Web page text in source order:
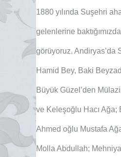
1880 yılında Suşehri
gelenlerine
görüyoruz. Andiryas’da
Hamid Bey, Baki
Büyük Güzel’den
ve Keleşoğlu Hacı Ağa;
Ahmed oğlu Mustafa
Molla Abdullah;